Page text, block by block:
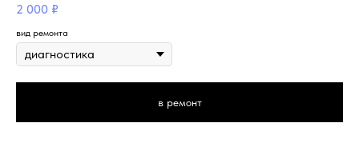
2 000 ₽
вид ремонта
в ремонт